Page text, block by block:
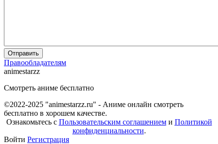
Отправить
Правообладателям
animestarzz
Смотреть аниме бесплатно
©2022-2025 "animestarzz.ru" - Аниме онлайн смотреть
бесплатно в хорошем качестве.
Ознакомьтесь с Пользовательским соглашениеми Политикой
конфиденциальности.
Войти Регистрация